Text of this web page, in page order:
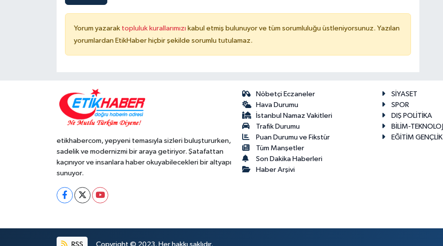
Yorum yazarak topluluk kurallarımızı kabul etmiş bulunuyor ve tüm sorumluluğu üstleniyorsunuz. Yazılan
yorumlardan EtikHaber hiçbir şekilde sorumlu tutulamaz.
etikhabercom, yepyeni temasıyla sizleri buluştururken,
sadelik ve modernizmi bir araya getiriyor. Şatafattan
kaçınıyor ve insanlara haber okuyabilecekleri bir altyapı
sunuyor.
Nöbetçi Eczaneler
Hava Durumu
İstanbul Namaz Vakitleri
Trafik Durumu
Puan Durumu ve Fikstür
Tüm Manşetler
Son Dakika Haberleri
Haber Arşivi
SİYASET
SPOR
DIŞ POLİTİKA
BİLİM-TEKNOLOJİ
EĞİTİM GENÇLİK
RSS Copyright © 2023. Her hakkı saklıdır.